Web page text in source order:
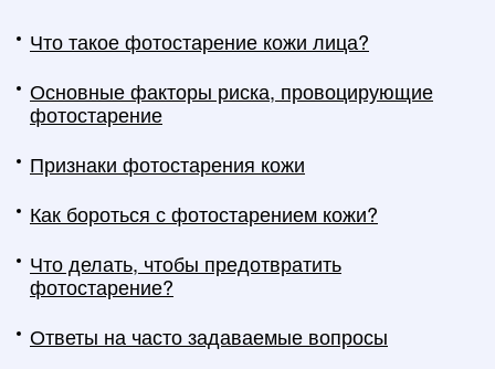
Что такое фотостарение кожи лица?
Основные факторы риска, провоцирующие
фотостарение
Признаки фотостарения кожи
Как бороться с фотостарением кожи?
Что делать, чтобы предотвратить
фотостарение?
Ответы на часто задаваемые вопросы